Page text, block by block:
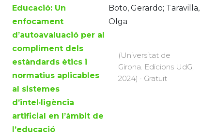
Educació: Un
enfocament
d’autoavaluació per al
compliment dels
estàndards ètics i
normatius aplicables
al sistemes
d’intel·ligència
artificial en l’àmbit de
l’educació
Boto, Gerardo; Taravilla,
Olga
(Universitat de
Girona. Edicions UdG,
2024) · Gratuït